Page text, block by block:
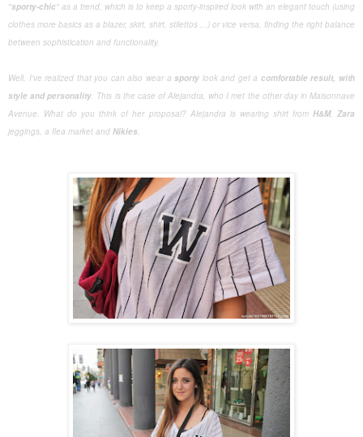
"sporty-chic" as a trend, which is to keep a sporty-inspired look with an elegant touch (using
clothes more basics as a blazer, skirt, shirt, stilettos ...) or vice versa, finding the right balance
between sophistication and functionality.
Well, I've realized that you can also wear a sporty look and get a comfortable result, with
style and personality. This is the case of Alejandra, who I met the other day in Maisonnave
Avenue. What do you think of herproposal? Alejandra is wearing shirt from H&M,Zara
jeggings, a flea market and Nikies.